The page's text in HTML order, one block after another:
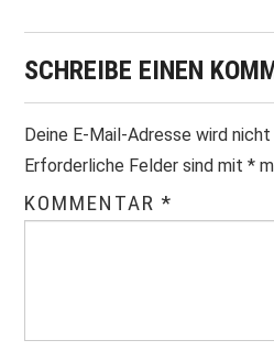
SCHREIBE EINEN
Deine E-Mail-Adresse wird
Erforderliche Felder sind mit*
KOMMENTAR*